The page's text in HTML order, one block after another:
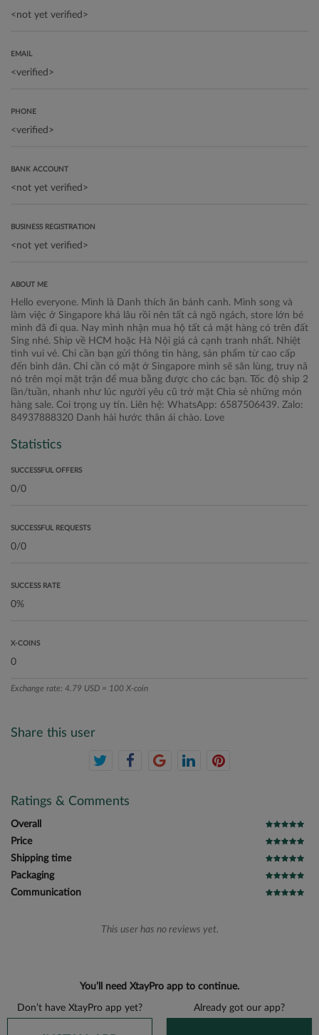
EMAIL
PHONE
BANK ACCOUNT
BUSINESS REGISTRATION
ABOUT ME
Hello everyone. Mình là Danh thích ăn bánh canh. Mình song và
làm việc ở Singapore khá lâu rồi nên tất cả ngõ ngách, store lớn bé
mình đã đi qua. Nay mình nhận mua hộ tất cả mặt hàng có trên đất
Sing nhé. Ship về HCM hoặc Hà Nội giá cả cạnh tranh nhất. Nhiệt
tình vui vẻ. Chỉ cần bạn gửi thông tin hàng, sản phẩm từ cao cấp
đến bình dân. Chỉ cần có mặt ở Singapore mình sẽ săn lùng, truy nã
nó trên mọi mặt trận để mua bằng được cho các bạn. Tốc độ ship 2
lần/tuần, nhanh như lúc người yêu cũ trở mặt Chia sẻ những món
hàng sale. Coi trọng uy tín. Liên hệ: WhatsApp: 6587506439. Zalo:
84937888320 Danh hài hước thân ái chào. Love
Statistics
SUCCESSFUL OFFERS
SUCCESSFUL REQUESTS
SUCCESS RATE
X-COINS
Exchange rate: 4.79 USD = 100 X-coin
Share this user
Ratings & Comments
Overall
Price
Shipping time
Packaging
Communication
This user has no reviews yet.
You’ll need XtayPro app to continue.
Don’t have XtayPro app yet? Already got our app?